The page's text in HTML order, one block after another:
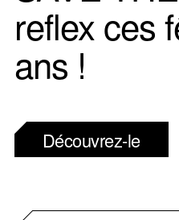
reflex ces
ans !
Découvrez-le